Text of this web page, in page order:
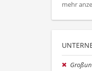
mehr